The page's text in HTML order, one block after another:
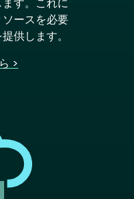
ースを必要
供します。
>